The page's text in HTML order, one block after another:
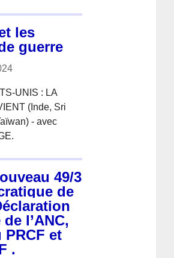
les
guerre
UNIS : LA
(Inde, Sri
- avec
49/3
de
l’ANC,
PRCF et
.